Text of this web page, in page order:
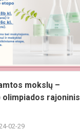
mokslų –
olimpiados rajoninis
02-29